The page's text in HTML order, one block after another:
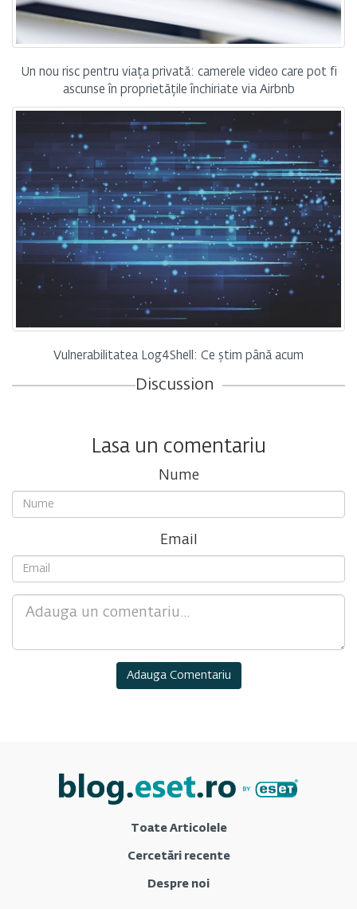
Un nou risc pentru viața privată: camerele video care pot fi
ascunse în proprietățile închiriate via Airbnb
Vulnerabilitatea Log4Shell: Ce știm până acum
Discussion
Lasa un comentariu
Nume
Email
Toate Articolele
Cercetări recente
Despre noi